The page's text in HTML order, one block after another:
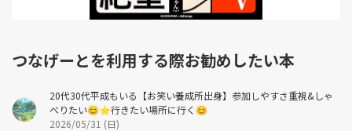
つなげーとを利用する際お勧めしたい本
20代30代平成もいる【お笑い養成所出身】参加しやすさ重視&しゃ
べりたい😊⭐️行きたい場所に行く😊
2026/05/31 (日)